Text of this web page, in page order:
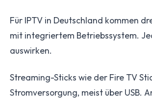
Für IPTV in Deutschland kommen
mit integriertem Betriebssystem.
auswirken.
Streaming-Sticks wie der Fire TV
Stromversorgung, meist über USB.